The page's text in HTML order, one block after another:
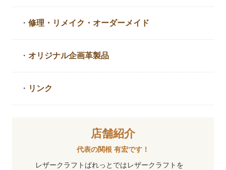
・修理・リメイク・ オーダーメイド
・ オリジナル企画革製品
・ リンク
店舗紹介
代表の関根 有宏です！
レザークラフトぱれっとではレザークラフトを